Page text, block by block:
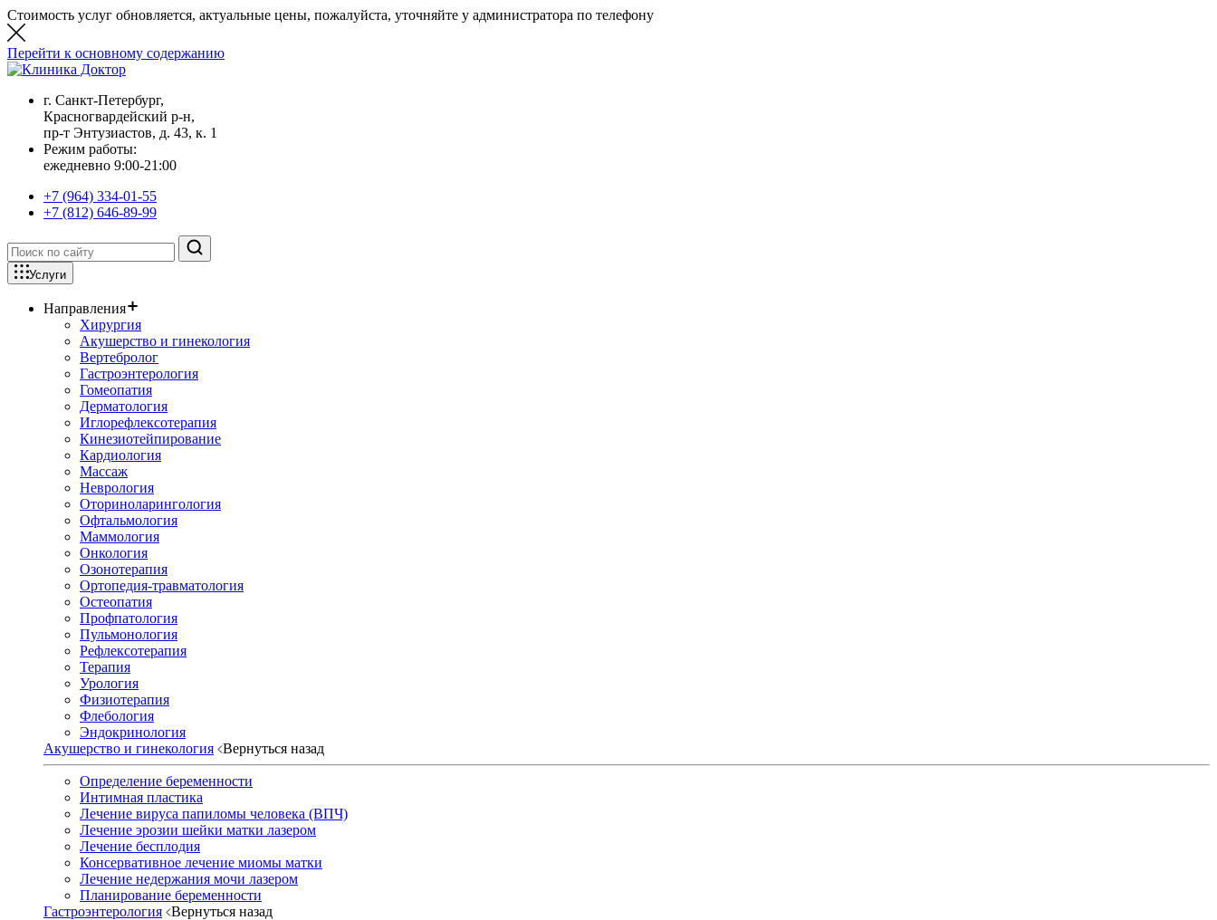
Стоимость услуг обновляется, актуальные цены, пожалуйста, уточняйте у администратора по телефону
Перейти к основному содержанию
г. Санкт-Петербург,
Красногвардейский р-н,
пр-т Энтузиастов, д. 43, к. 1
Режим работы:
ежедневно 9:00-21:00
+7 (964) 334-01-55
+7 (812) 646-89-99
Услуги
Направления
Хирургия
Акушерство и гинекология
Вертебролог
Гастроэнтерология
Гомеопатия
Дерматология
Иглорефлексотерапия
Кинезиотейпирование
Кардиология
Массаж
Неврология
Оториноларингология
Офтальмология
Маммология
Онкология
Озонотерапия
Ортопедия-травматология
Остеопатия
Профпатология
Пульмонология
Рефлексотерапия
Терапия
Урология
Физиотерапия
Флебология
Эндокринология
Акушерство и гинекология Вернуться назад
Определение беременности
Интимная пластика
Лечение вируса папиломы человека (ВПЧ)
Лечение эрозии шейки матки лазером
Лечение бесплодия
Консервативное лечение миомы матки
Лечение недержания мочи лазером
Планирование беременности
Гастроэнтерология Вернуться назад